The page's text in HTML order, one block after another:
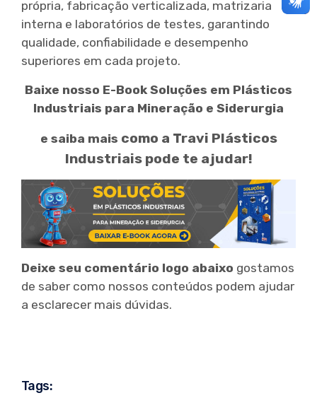
própria, fabricação verticalizada, matrizaria
interna e laboratórios de testes, garantindo
qualidade, confiabilidade e desempenho
superiores em cada projeto.
Baixe nosso E-Book Soluções em Plásticos
Industriais para Mineração e Siderurgia
e saiba mais como a Travi Plásticos
Industriais pode te ajudar!
Deixe seu comentário logo abaixo gostamos
de saber como nossos conteúdos podem ajudar
a esclarecer mais dúvidas.
Tags: